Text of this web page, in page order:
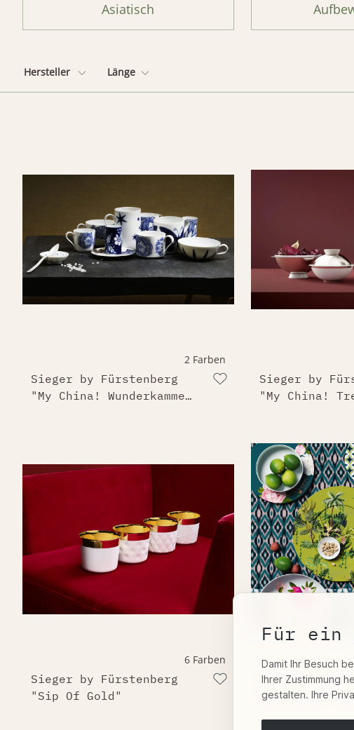
Asiatisch
Hersteller Länge
2 Farben
Sieger by Fürstenberg
"My China! Wunderkammer
Sieger by
"My China!
6 Farben
Sieger by Fürstenberg
"Sip Of Gold"
Sieger by
"My China!
Für ein
Damit Ihr Besuch
Ihrer Zustimmung
gestalten. Ihre